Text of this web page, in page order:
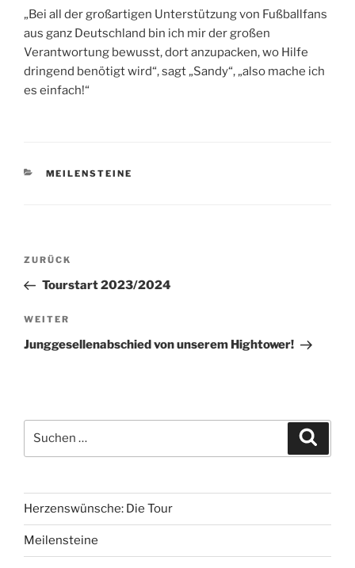
„Bei all der großartigen Unterstützung von Fußballfans
aus ganz Deutschland bin ich mir der großen
Verantwortung bewusst, dort anzupacken, wo Hilfe
dringend benötigt wird“, sagt „Sandy“, „also mache ich
es einfach!“
KATEGORIEN
MEILENSTEINE
Beitragsnavigation
Vorheriger
Beitrag
ZURÜCK
Tourstart 2023/2024
Nächster
Beitrag
WEITER
Junggesellenabschied von unserem Hightower!
nach:
Herzenswünsche: Die Tour
Meilensteine